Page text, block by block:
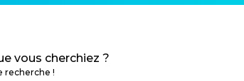
vous cherchiez ?
recherche !